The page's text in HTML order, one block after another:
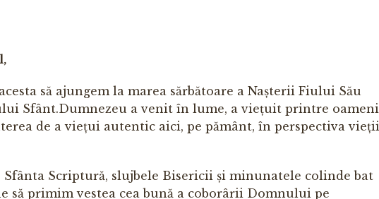
să ajun­gem la marea sărbătoare a Nașterii Fiului Său
Sfânt.Dumnezeu a venit în lume, a viețuit printre oameni
de a viețui autentic aici, pe pământ, în perspectiva vieții
Sfânta Scriptură, slujbele Bisericii și minunatele colinde bat
să primim vestea cea bună a co­borârii Domnului pe